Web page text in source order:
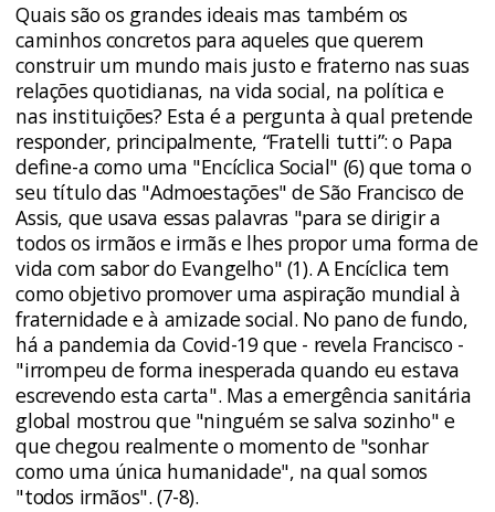
Quais são os grandes ideais mas também os
caminhos concretos para aqueles que querem
construir um mundo mais justo e fraterno nas suas
relações quotidianas, na vida social, na política e
nas instituições? Esta é a pergunta à qual pretende
responder, principalmente, “Fratelli tutti”: o Papa
define-a como uma "Encíclica Social" (6) que toma o
seu título das "Admoestações" de São Francisco de
Assis, que usava essas palavras "para se dirigir a
todos os irmãos e irmãs e lhes propor uma forma de
vida com sabor do Evangelho" (1). A Encíclica tem
como objetivo promover uma aspiração mundial à
fraternidade e à amizade social. No pano de fundo,
há a pandemia da Covid-19 que - revela Francisco -
"irrompeu de forma inesperada quando eu estava
escrevendo esta carta". Mas a emergência sanitária
global mostrou que "ninguém se salva sozinho" e
que chegou realmente o momento de "sonhar
como uma única humanidade", na qual somos
"todos irmãos". (7-8).